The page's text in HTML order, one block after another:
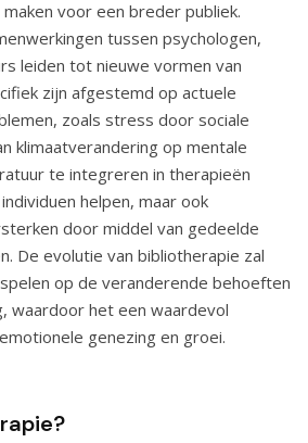
voor een breder publiek.
tussen psychologen,
leiden tot nieuwe vormen van
zijn afgestemd op actuele
zoals stress door sociale
klimaatverandering op mentale
te integreren in therapieën
helpen, maar ook
door middel van gedeelde
De evolutie van bibliotherapie zal
op de veranderende behoeften
waardoor het een waardevol
genezing en groei.